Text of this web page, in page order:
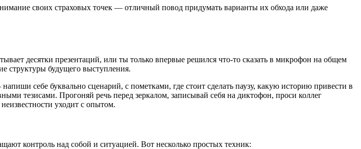
своих страховых точек — отличный повод придумать варианты их обхода или даже
десятки презентаций, или ты только впервые решился что-то сказать в микрофон на общем
структуры будущего выступления.
себе буквально сценарий, с пометками, где стоит сделать паузу, какую историю привести в
тезисами. Прогоняй речь перед зеркалом, записывай себя на диктофон, проси коллег
уходит с опытом.
контроль над собой и ситуацией. Вот несколько простых техник: